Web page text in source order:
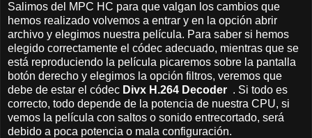
Salimos del MPC HC para que valgan los cambios que
hemos realizado volvemos a entrar y en la opción abrir
archivo y elegimos nuestra película. Para saber si hemos
elegido correctamente el códec adecuado, mientras que se
está reproduciendo la película picaremos sobre la pantalla
botón derecho y elegimos la opción filtros, veremos que
debe de estar el códec Divx H.264 Decoder . Si todo es
correcto, todo depende de la potencia de nuestra CPU, si
vemos la película con saltos o sonido entrecortado, será
debido a poca potencia o mala configuración.